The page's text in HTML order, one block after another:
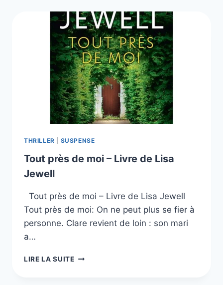
THRILLER SUSPENSE
Tout près de moi – Livre de Lisa
Jewell
Tout près de moi – Livre de Lisa Jewell
Tout près de moi: On ne peut plus se fier à
personne. Clare revient de loin : son mari
a…
LIRE LA SUITETOUT